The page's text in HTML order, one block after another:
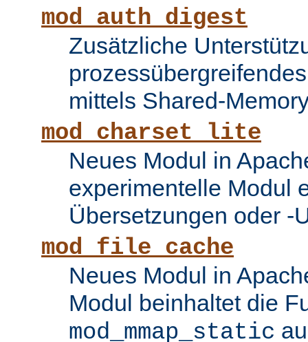
mod_auth_digest
Zusätzliche
mittels Shared-
mod_charset_lite
Neues Modul in
experimentelle Modul
Übersetzungen oder -
mod_file_cache
Neues Modul in
Modul beinhaltet die
mod_mmap_static